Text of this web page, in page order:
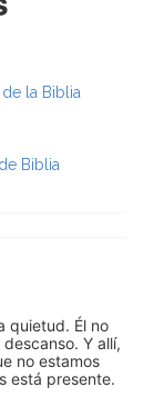
la Biblia
Biblia
quietud. Él no
Y allí,
no estamos
está presente.